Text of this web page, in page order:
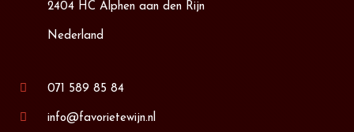
2404 HC Alphen aan den Rijn
Nederland
071 589 85 84
info@favorietewijn.nl